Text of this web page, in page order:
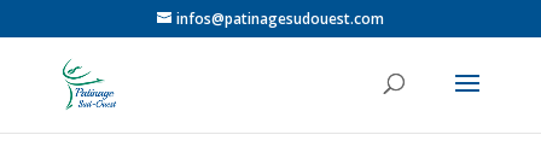
infos@patinagesudouest.com